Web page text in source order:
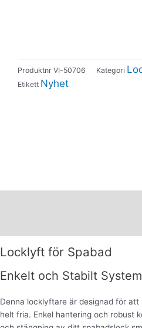
Produktnr VI-50706 Kategori
Etikett Nyhet
Locklyft för Spabad
Enkelt och Stabilt
Denna locklyftare är designad för att
helt fria. Enkel hantering och robust